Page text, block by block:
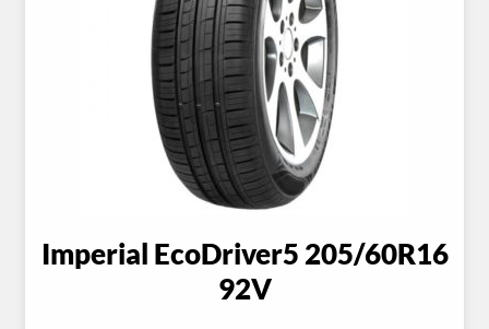
Imperial EcoDriver5 205/60R16
92V